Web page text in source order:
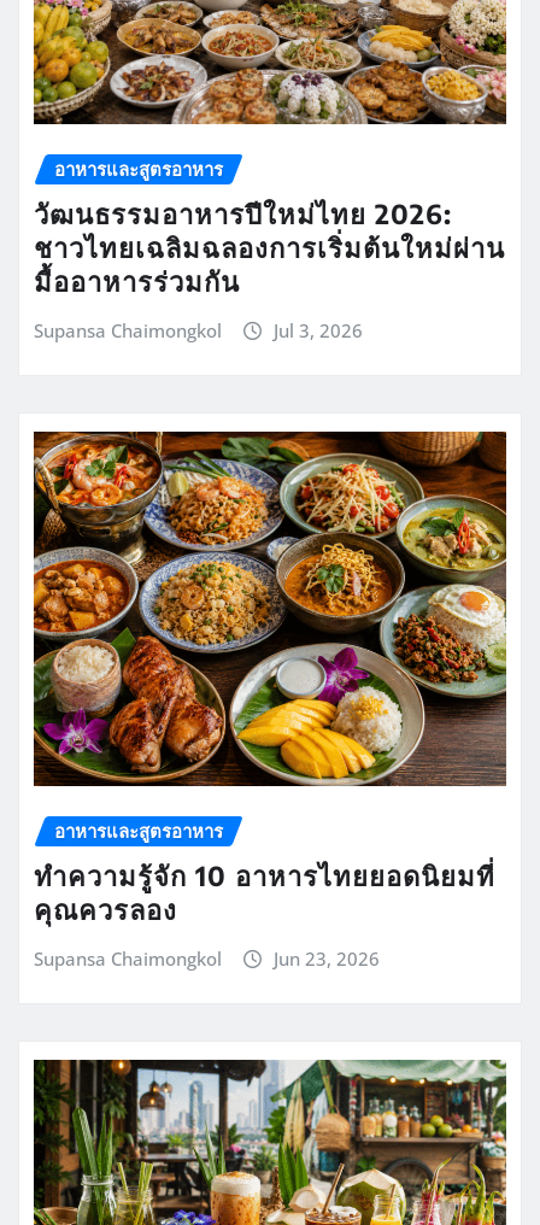
อาหารและสูตรอาหาร
วัฒนธรรมอาหารปีใหม่ไทย 2026:
ชาวไทยเฉลิมฉลองการเริ่มต้นใหม่ผ่าน
มื้ออาหารร่วมกัน
Supansa Chaimongkol Jul 3, 2026
อาหารและสูตรอาหาร
ทำความรู้จัก 10 อาหารไทยยอดนิยมที่
คุณควรลอง
Supansa Chaimongkol Jun 23, 2026